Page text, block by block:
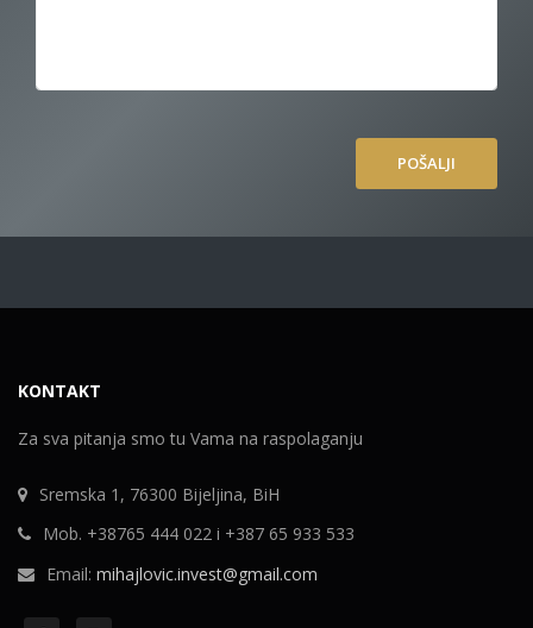
POŠALJI
KONTAKT
Za sva pitanja smo tu Vama na raspolaganju
Sremska 1, 76300 Bijeljina, BiH
Mob. +38765 444 022 i +387 65 933 533
Email: mihajlovic.invest@gmail.com